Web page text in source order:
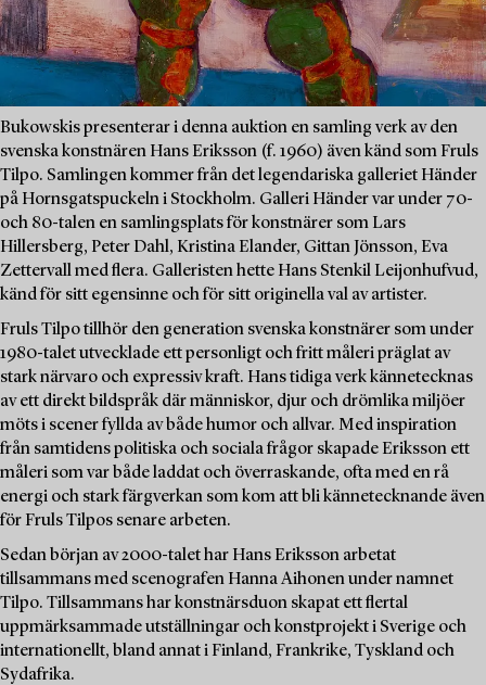
Bukowskis presenterar i denna auktion en samling verk av den
svenska konstnären Hans Eriksson (f. 1960) även känd som Fruls
Tilpo. Samlingen kommer från det legendariska galleriet Händer
på Hornsgatspuckeln i Stockholm. Galleri Händer var under 70-
och 80-talen en samlingsplats för konstnärer som Lars
Hillersberg, Peter Dahl, Kristina Elander, Gittan Jönsson, Eva
Zettervall med flera. Galleristen hette Hans Stenkil Leijonhufvud,
känd för sitt egensinne och för sitt originella val av artister.
Fruls Tilpo tillhör den generation svenska konstnärer som under
1980-talet utvecklade ett personligt och fritt måleri präglat av
stark närvaro och expressiv kraft. Hans tidiga verk kännetecknas
av ett direkt bildspråk där människor, djur och drömlika miljöer
möts i scener fyllda av både humor och allvar. Med inspiration
från samtidens politiska och sociala frågor skapade Eriksson ett
måleri som var både laddat och överraskande, ofta med en rå
energi och stark färgverkan som kom att bli kännetecknande även
för Fruls Tilpos senare arbeten.
Sedan början av 2000-talet har Hans Eriksson arbetat
tillsammans med scenografen Hanna Aihonen under namnet
Tilpo. Tillsammans har konstnärsduon skapat ett flertal
uppmärksammade utställningar och konstprojekt i Sverige och
internationellt, bland annat i Finland, Frankrike, Tyskland och
Sydafrika.